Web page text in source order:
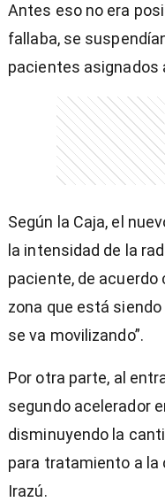
Antes eso no era
fallaba, se
pacientes asignados
Según la Caja, el
la intensidad de la
paciente, de acuerdo
zona que está
se va movilizando”.
Por otra parte, al
segundo acelerador
disminuyendo la
para tratamiento a la
Irazú.